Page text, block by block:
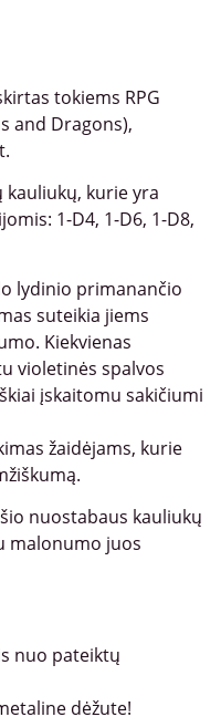
tokiems RPG
and Dragons),
kauliukų, kurie yra
1-D4, 1-D6, 1-D8,
lydinio primanančio
suteikia jiems
Kiekvienas
violetinės spalvos
įskaitomu sakičiumi
žaidėjams, kurie
nuostabaus kauliukų
malonumo juos
nuo pateiktų
dėžute!